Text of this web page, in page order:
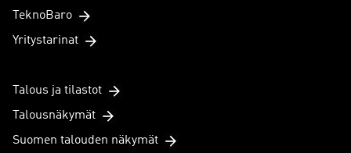
TeknoBaro
Yritystarinat
Talous ja tilastot
Talousnäkymät
Suomen talouden näkymät